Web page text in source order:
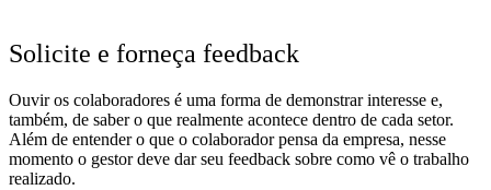
Solicite e forneça feedback
Ouvir os colaboradores é uma forma de demonstrar interesse e,
também, de saber o que realmente acontece dentro de cada setor.
Além de entender o que o colaborador pensa da empresa, nesse
momento o gestor deve dar seu feedback sobre como vê o trabalho
realizado.